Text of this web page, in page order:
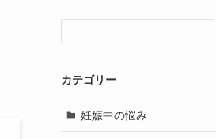
カテゴリー
妊娠中の悩み